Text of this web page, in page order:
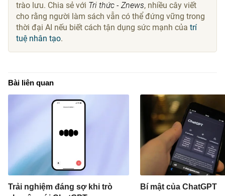
trào lưu. Chia sẻ với Tri thức - Znews, nhiều cây viết
cho rằng người làm sách vẫn có thể đứng vững trong
thời đại AI nếu biết cách tận dụng sức mạnh củatrí
tuệ nhân tạo.
Bài liên quan
Trải nghiệm đáng sợ khi trò
Bí mật của ChatGPT